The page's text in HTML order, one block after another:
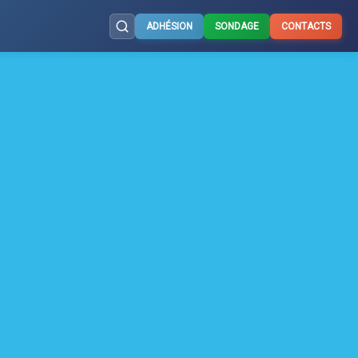
ADHÉSION SONDAGE CONTACTS